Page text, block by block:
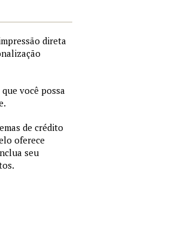
direta
você possa
de crédito
oferece
seu